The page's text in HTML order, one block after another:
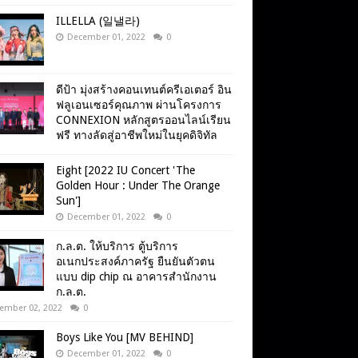
ILLELLA (일낼라)
December 01, 2022 0
ดีป้า มุ่งสร้างคอนเทนต์ครีเอเตอร์ อิน
ฟลูเอนเซอร์คุณภาพ ผ่านโครงการ
CONNEXION หลักสูตรออนไลน์เรียน
ฟรี ทางลัดสู่อาชีพใหม่ในยุคดิจิทัล
Eight [2022 IU Concert 'The
Golden Hour : Under The Orange
Sun']
December 01, 2022 0
ก.ล.ต. ให้บริการ ตู้บริการ
อเนกประสงค์ภาครัฐ ยืนยันตัวตน
แบบ dip chip ณ อาคารสำนักงาน
ก.ล.ต.
02, 2022 0
Boys Like You [MV BEHIND]
December 01, 2022 0